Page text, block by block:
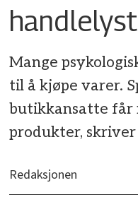
Mange
til å kjøpe varer.
butikkansatte får
produkter, skriver
Redaksjonen